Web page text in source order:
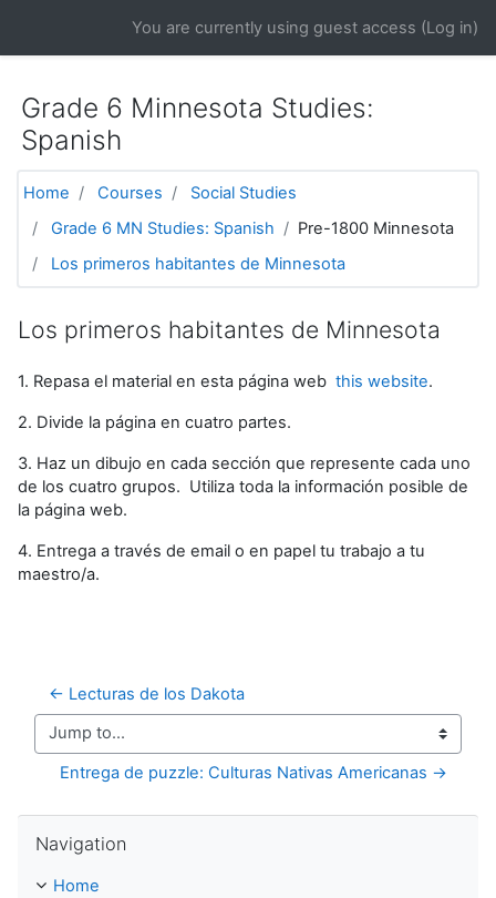
You are currently using guest access (Log in)
Grade 6 Minnesota Studies:
Spanish
Home Courses
Social Studies
Grade 6 MN Studies: Spanish
Pre-1800 Minnesota
Los primeros habitantes de Minnesota
Los primeros habitantes de Minnesota
1. Repasa el material en esta página web this website.
2. Divide la página en cuatro partes.
3. Haz un dibujo en cada sección que represente cada uno
de los cuatro grupos. Utiliza toda la información posible de
la página web.
4. Entrega a través de email o en papel tu trabajo a tu
maestro/a.
← Lecturas de los Dakota
Jump to...
Entrega de puzzle: Culturas Nativas Americanas →
Navigation
Home